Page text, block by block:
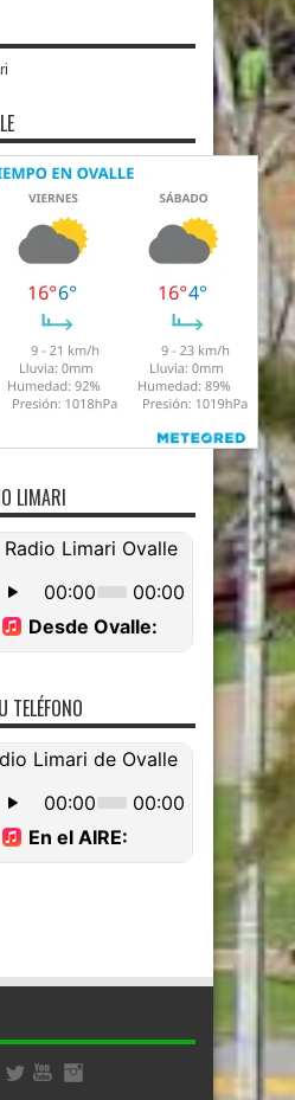
LIMARI
TELÉFONO